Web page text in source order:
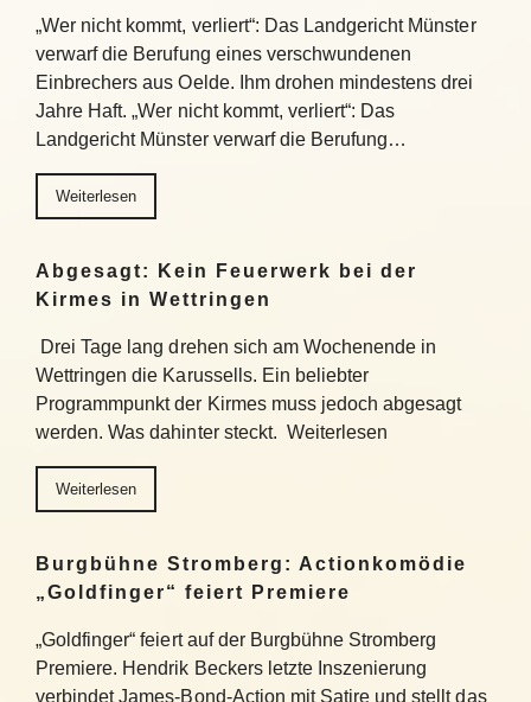
„Wer nicht kommt, verliert“: Das Landgericht Münster
verwarf die Berufung eines verschwundenen
Einbrechers aus Oelde. Ihm drohen mindestens drei
Jahre Haft. „Wer nicht kommt, verliert“: Das
Landgericht Münster verwarf die Berufung…
Weiterlesen
Abgesagt: Kein Feuerwerk bei der
Kirmes in Wettringen
Drei Tage lang drehen sich am Wochenende in
Wettringen die Karussells. Ein beliebter
Programmpunkt der Kirmes muss jedoch abgesagt
werden. Was dahinter steckt. Weiterlesen
Weiterlesen
Burgbühne Stromberg: Actionkomödie
„Goldfinger“ feiert Premiere
„Goldfinger“ feiert auf der Burgbühne Stromberg
Premiere. Hendrik Beckers letzte Inszenierung
verbindet James-Bond-Action mit Satire und stellt das